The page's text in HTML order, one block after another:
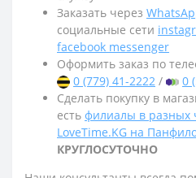
Заказать через
социальные сети
facebook messenger
Оформить заказ по
0 (779) 41-2222 /
0
Сделать покупку в
есть филиалы в разных
LoveTime.KG на
КРУГЛОСУТОЧНО